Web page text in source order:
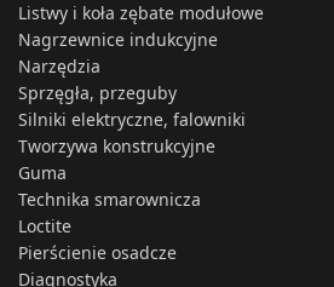
Listwy i koła zębate modułowe
Nagrzewnice indukcyjne
Narzędzia
Sprzęgła, przeguby
Silniki elektryczne, falowniki
Tworzywa konstrukcyjne
Guma
Technika smarownicza
Loctite
Pierścienie osadcze
Diagnostyka